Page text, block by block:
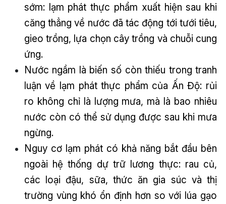
sớm: lạm phát thực phẩm xuất hiện sau khi
căng thẳng về nước đã tác động tới tưới tiêu,
gieo trồng, lựa chọn cây trồng và chuỗi cung
ứng.
Nước ngầm là biến số còn thiếu trong tranh
luận về lạm phát thực phẩm của Ấn Độ: rủi
ro không chỉ là lượng mưa, mà là bao nhiêu
nước còn có thể sử dụng được sau khi mưa
ngừng.
Nguy cơ lạm phát có khả năng bắt đầu bên
ngoài hệ thống dự trữ lương thực: rau củ,
các loại đậu, sữa, thức ăn gia súc và thị
trường vùng khó ổn định hơn so với lúa gạo